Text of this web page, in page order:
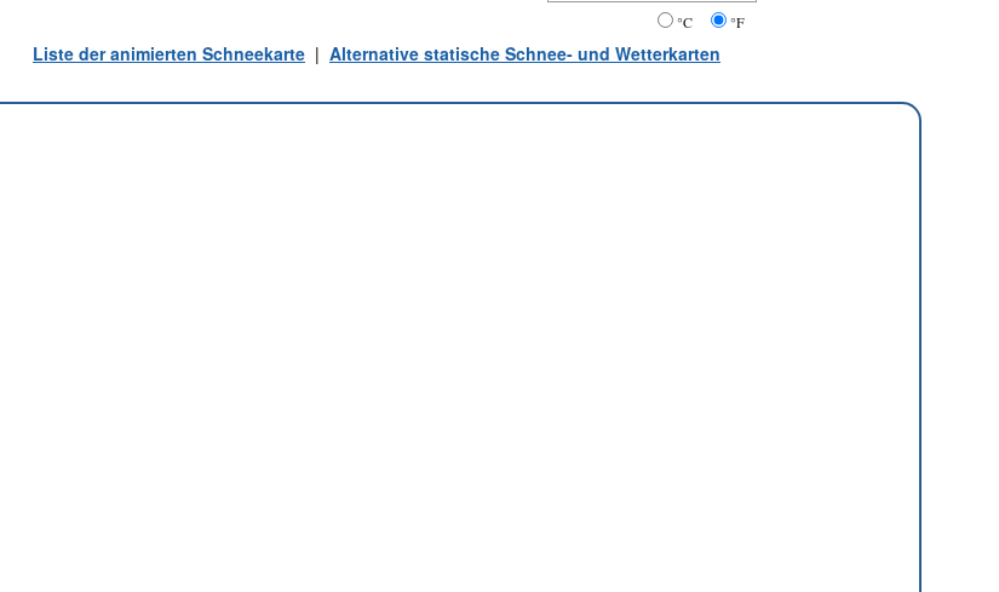
°C °F
Liste der animierten Schneekarte | Alternative statische Schnee- und Wetterkarten